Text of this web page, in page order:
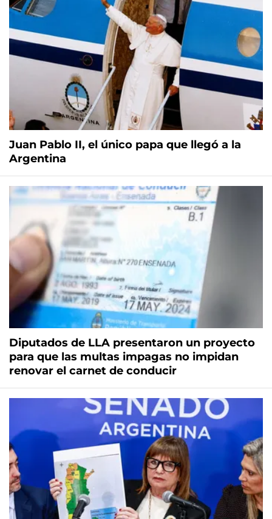
Juan Pablo II, el único papa que llegó a la
Argentina
Diputados de LLA presentaron un proyecto
para que las multas impagas no impidan
renovar el carnet de conducir